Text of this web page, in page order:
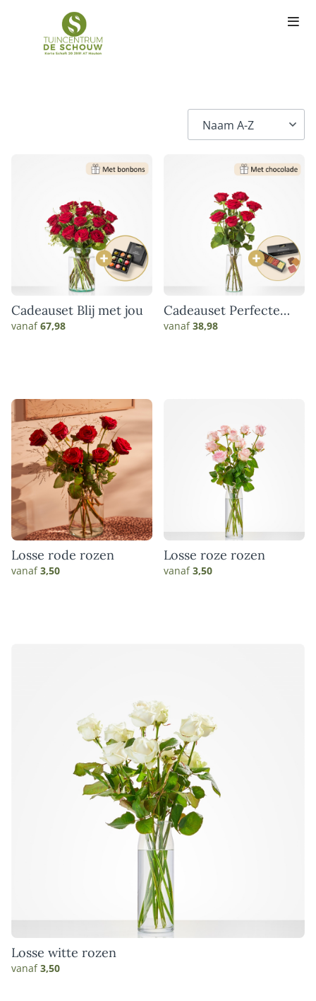
Cadeauset Blij met jou
vanaf67,98
Cadeauset Perfecte
match
vanaf38,98
Losse rode rozen
vanaf3,50
Losse roze rozen
vanaf3,50
Losse witte rozen
vanaf3,50